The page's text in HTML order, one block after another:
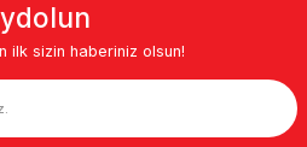
ilk sizin haberiniz olsun!